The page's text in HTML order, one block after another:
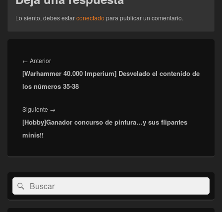
Lo siento, debes estarconectado para publicar un comentario.
de
entradas
← AnteriorEntrada
anterior:
[Warhammer 40.000 Imperium] Desvelado el contenido de
los números 35-38
Siguiente →
siguiente:
[Hobby]Ganador concurso de pintura…y sus flipantes
minis!!
El
área
de
Buscar
por:
Buscar